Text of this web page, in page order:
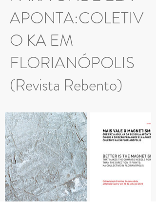
APONTA:COLETIV
O KA EM
FLORIANÓPOLIS
(Revista Rebento)